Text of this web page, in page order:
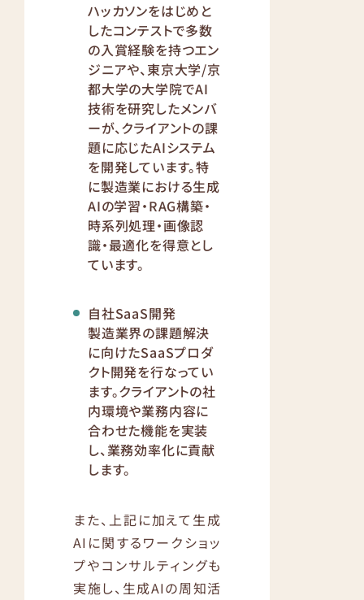
ハッカソンをはじめと
したコンテストで多数
の入賞経験を持つエン
ジニアや、東京大学/京
都大学の大学院でAI
技術を研究したメンバ
ーが、クライアントの課
題に応じたAIシステム
を開発しています。特
に製造業における生成
AIの学習・RAG構築・
時系列処理・画像認
識・最適化を得意とし
ています。
自社SaaS開発
製造業界の課題解決
に向けたSaaSプロダ
クト開発を行なってい
ます。クライアントの社
内環境や業務内容に
合わせた機能を実装
し、業務効率化に貢献
します。
また、上記に加えて生成
AIに関するワークショッ
プやコンサルティングも
実施し、生成AIの周知活